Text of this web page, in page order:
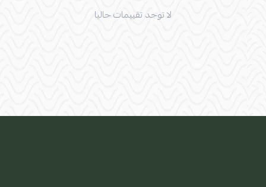
لا توجد تقييمات حاليا